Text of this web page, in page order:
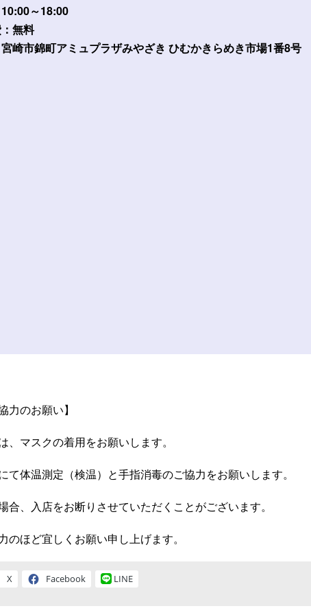
10:00～18:00
：無料
宮崎市錦町アミュプラザみやざき ひむかきらめき市場1番8号
力のお願い】
、マスクの着用をお願いします。
て体温測定（検温）と手指消毒のご協力をお願いします。
合、入店をお断りさせていただくことがございます。
のほど宜しくお願い申し上げます。
X Facebook LINE